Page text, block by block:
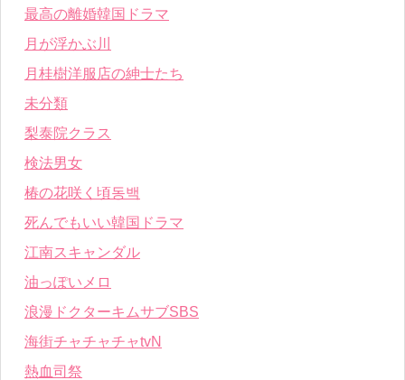
最高の離婚韓国ドラマ
月が浮かぶ川
月桂樹洋服店の紳士たち
未分類
梨泰院クラス
検法男女
椿の花咲く頃동백
死んでもいい韓国ドラマ
江南スキャンダル
油っぽいメロ
浪漫ドクターキムサブSBS
海街チャチャチャtvN
熱血司祭